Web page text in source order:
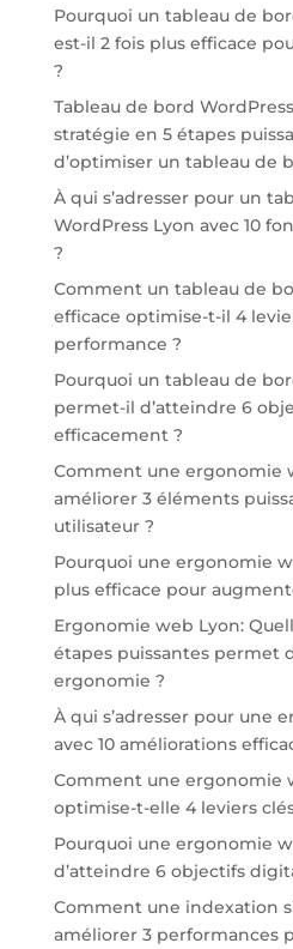
Pourquoi un tableau de
est-il 2 fois plus efficace
?
Tableau de bord
stratégie en 5 étapes
d’optimiser un tableau de
À qui s’adresser pour un
WordPress Lyon avec 10
?
Comment un tableau de
efficace optimise-t-il 4
performance ?
Pourquoi un tableau de
permet-il d’atteindre 6
efficacement ?
Comment une ergonomie
améliorer 3 éléments
utilisateur ?
Pourquoi une ergonomie
plus efficace pour
Ergonomie web Lyon:
étapes puissantes permet
ergonomie ?
À qui s’adresser pour une
avec 10 améliorations
Comment une ergonomie
optimise-t-elle 4 leviers
Pourquoi une ergonomie
d’atteindre 6 objectifs
Comment une indexation
améliorer 3 performances